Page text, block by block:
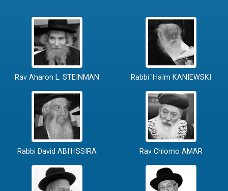
Rav Aharon L. STEINMAN Rabbi 'Haïm KANIEWSKI
Rabbi David ABI'HSSIRA Rav Chlomo AMAR